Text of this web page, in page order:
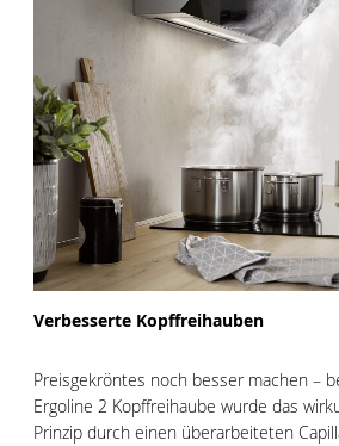
Verbesserte Kopffreihauben
Preisgekröntes noch besser machen –
Ergoline 2 Kopffreihaube wurde das
Prinzip durch einen überarbeiteten